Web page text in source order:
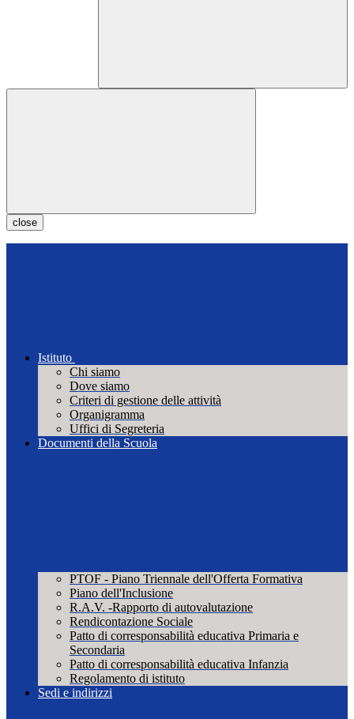
close
Istituto
Chi siamo
Dove siamo
Criteri di gestione delle attività
Organigramma
Uffici di Segreteria
Documenti della Scuola
PTOF - Piano Triennale dell'Offerta Formativa
Piano dell'Inclusione
R.A.V. -Rapporto di autovalutazione
Rendicontazione Sociale
Patto di corresponsabilità educativa Primaria e
Secondaria
Patto di corresponsabilità educativa Infanzia
Regolamento di istituto
Sedi e indirizzi